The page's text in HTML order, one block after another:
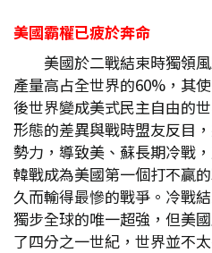
美國霸權已疲於奔命
美國於二戰結束時獨領
產量高占全世界的60%，其
後世界變成美式民主自由的
形態的差異與戰時盟友反目
勢力，導致美、蘇長期冷戰
韓戰成為美國第一個打不贏
久而輸得最慘的戰爭。冷戰
獨步全球的唯一超強，但美
了四分之一世紀，世界並不太